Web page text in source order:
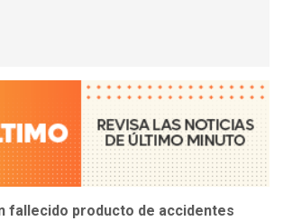
fallecido producto de accidentes